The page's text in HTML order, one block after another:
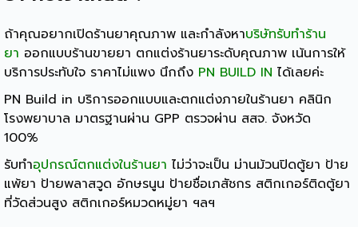
ถ้าคุณอยากเปิดร้านยาคุณภาพ และกำลังหาบริษัทรับทำร้าน
ยา ออกแบบร้านขายยา ตกแต่งร้านยาระดับคุณภาพ เน้นการให้
บริการประทับใจ ราคาไม่แพง นึกถึง PN BUILD IN ได้เลยค่ะ
PN Build in บริการออกแบบและตกแต่งภายในร้านยา คลินิก
โรงพยาบาล มาตรฐานผ่าน GPP ตรวจผ่าน สสจ. จังหวัด
100%
รับทำอุปกรณ์ตกแต่งในร้านยา ไม่ว่าจะเป็น ม่านม้วนปิดตู้ยา ป้าย
แพ้ยา ป้ายพลาสวูด อักษรนูน ป้ายชื่อเภสัชกร สติกเกอร์ติดตู้ยา
ที่วัดส่วนสูง สติกเกอร์หมวดหมู่ยา ฯลฯ